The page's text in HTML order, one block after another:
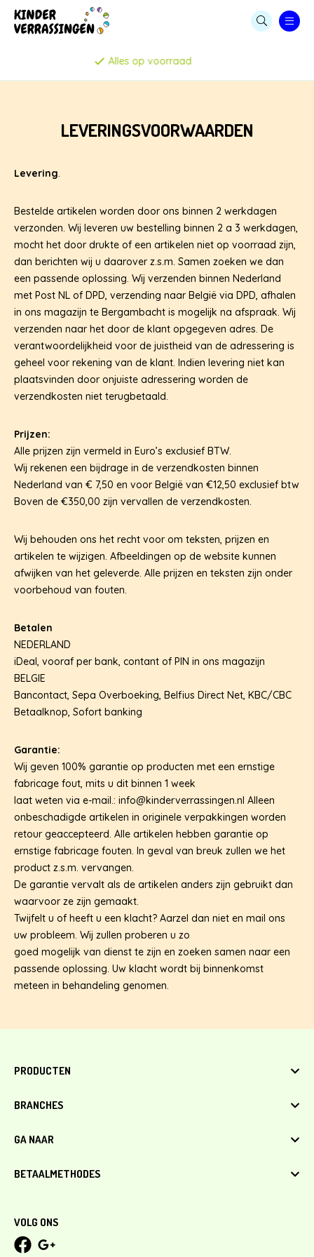
Persoonlijke service
MENUBOXEN & IJSBEKERS
PARTIJHANDEL EN SALE
CAPSULE AUTOMATEN
CAPSULES MET SPEELGOED
PARTIJHANDEL EN SALE
HOME
BRANCHES
CONTACT
LEVERINGSVOORWAARDEN
Levering.
Bestelde artikelen worden door ons binnen 2 werkdagen
verzonden. Wij leveren uw bestelling binnen 2 a 3 werkdagen,
mocht het door drukte of een artikelen niet op voorraad zijn,
dan berichten wij u daarover z.s.m. Samen zoeken we dan
een passende oplossing. Wij verzenden binnen Nederland
met Post NL of DPD, verzending naar België via DPD, afhalen
in ons magazijn te Bergambacht is mogelijk na afspraak. Wij
verzenden naar het door de klant opgegeven adres. De
verantwoordelijkheid voor de juistheid van de adressering is
geheel voor rekening van de klant. Indien levering niet kan
plaatsvinden door onjuiste adressering worden de
verzendkosten niet terugbetaald.
Prijzen:
Alle prijzen zijn vermeld in Euro’s exclusief BTW.
Wij rekenen een bijdrage in de verzendkosten binnen
Nederland van € 7,50 en voor België van €12,50 exclusief btw
Boven de €350,00 zijn vervallen de verzendkosten.
Wij behouden ons het recht voor om teksten, prijzen en
artikelen te wijzigen. Afbeeldingen op de website kunnen
afwijken van het geleverde. Alle prijzen en teksten zijn onder
voorbehoud van fouten.
Betalen
NEDERLAND
iDeal, vooraf per bank, contant of PIN in ons magazijn
BELGIE
Bancontact, Sepa Overboeking, Belfius Direct Net, KBC/CBC
Betaalknop, Sofort banking
Garantie:
Wij geven 100% garantie op producten met een ernstige
fabricage fout, mits u dit binnen 1 week
laat weten via e-mail.: info@kinderverrassingen.nl Alleen
onbeschadigde artikelen in originele verpakkingen worden
retour geaccepteerd. Alle artikelen hebben garantie op
ernstige fabricage fouten. In geval van breuk zullen we het
product z.s.m. vervangen.
De garantie vervalt als de artikelen anders zijn gebruikt dan
waarvoor ze zijn gemaakt.
Twijfelt u of heeft u een klacht? Aarzel dan niet en mail ons
uw probleem. Wij zullen proberen u zo
goed mogelijk van dienst te zijn en zoeken samen naar een
passende oplossing. Uw klacht wordt bij binnenkomst
meteen in behandeling genomen.
PRODUCTEN
Stuiterballen
Speelgoed & uitdeelcadeautjes
BRANCHES
Tandartsen
Bowlingbanen
GA NAAR
Algemene voorwaarden
VOLG ONS
BETAALMETHODES
Overboeking
Belfius Direct Net